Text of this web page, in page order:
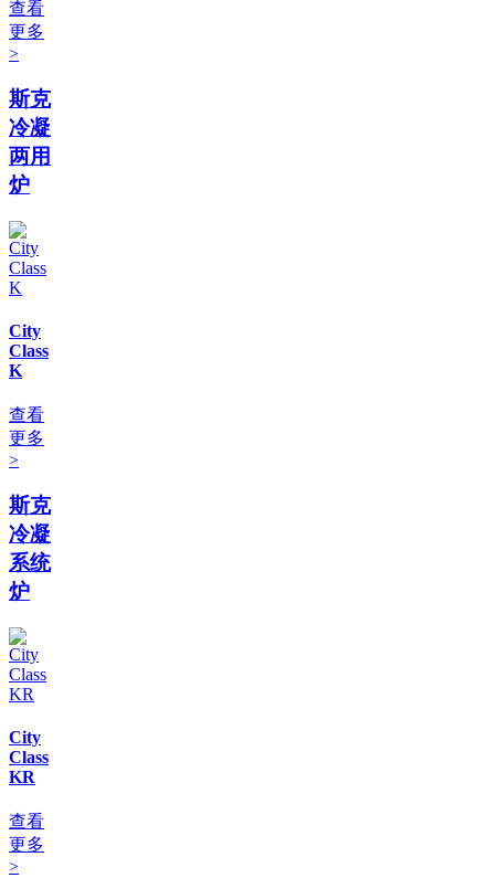
查看
更多
>
斯克
冷凝
两用
炉
City
Class
K
查看
更多
>
斯克
冷凝
系统
炉
City
Class
KR
查看
更多
>